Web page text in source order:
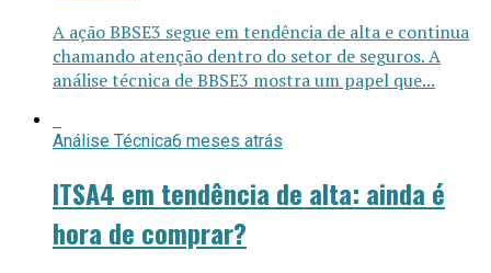
A ação BBSE3 segue em tendência de alta e continua
chamando atenção dentro do setor de seguros. A
análise técnica de BBSE3 mostra um papel que...
Análise Técnica6 meses atrás
ITSA4 em tendência de alta: ainda é
hora de comprar?